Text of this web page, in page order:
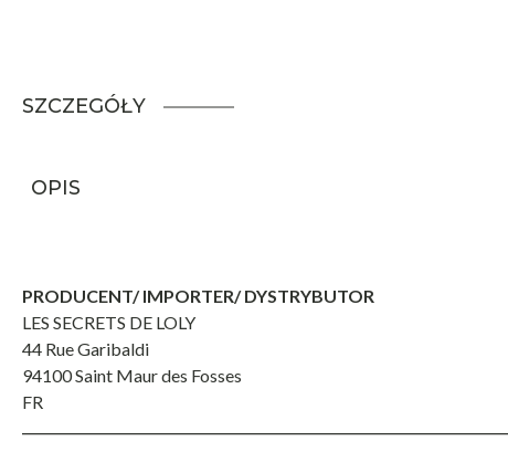
SZCZEGÓŁY
OPIS
PRODUCENT/ IMPORTER/ DYSTRYBUTOR
LES SECRETS DE LOLY
44 Rue Garibaldi
94100 Saint Maur des Fosses
FR